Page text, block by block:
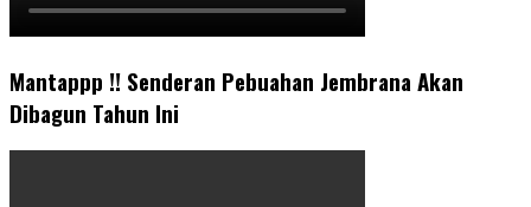
Mantappp !! Senderan Pebuahan Jembrana Akan
Dibagun Tahun Ini